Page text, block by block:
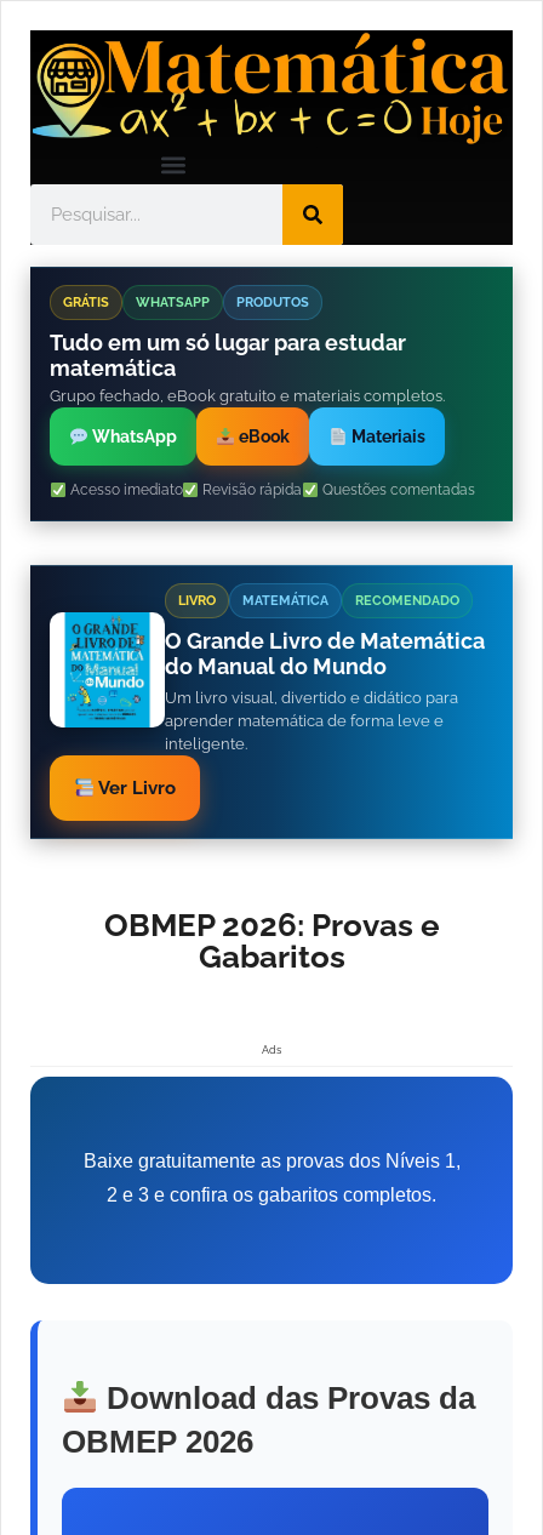
GRÁTIS WHATSAPP PRODUTOS
Tudo em um só lugar para estudar
matemática
Grupo fechado, eBook gratuito e materiais completos.
WhatsApp eBook Materiais
Acesso imediato Revisão rápida Questões comentadas
LIVRO MATEMÁTICA RECOMENDADO
O Grande Livro de Matemática
do Manual do Mundo
Um livro visual, divertido e didático para
aprender matemática de forma leve e
inteligente.
Ver Livro
OBMEP 2026: Provas e
Gabaritos
Ads
Baixe gratuitamente as provas dos Níveis 1,
2 e 3 e confira os gabaritos completos.
Download das Provas da
OBMEP 2026